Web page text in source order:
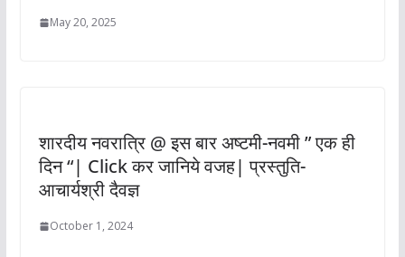
May 20, 2025
शारदीय नवरात्रि @ इस बार अष्टमी-नवमी ” एक ही
दिन “| Click कर जानिये वजह| प्रस्तुति-
आचार्यश्री दैवज्ञ
October 1, 2024